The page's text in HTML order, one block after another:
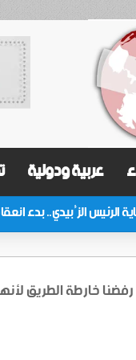
عربية ودولية
خارطة الطريق